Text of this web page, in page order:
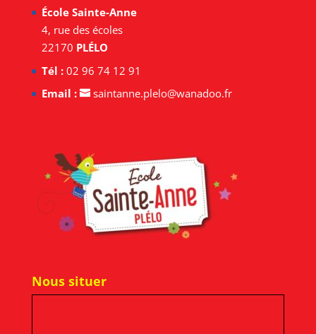
École Sainte-Anne
4, rue des écoles
22170 PLÉLO
Tél :02 96 74 12 91
Email :
saintanne.plelo@wanadoo.fr
Nous situer